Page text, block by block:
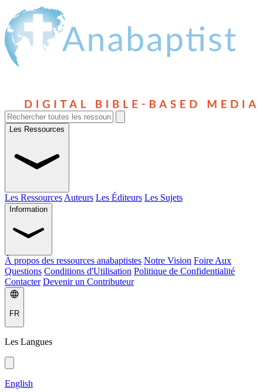
Les Ressources
Les Ressources Auteurs Les Éditeurs Les Sujets
Information
À propos des ressources anabaptistes Notre Vision Foire Aux
Questions Conditions d'Utilisation Politique de Confidentialité
Contacter Devenir un Contributeur
FR
Les Langues
English